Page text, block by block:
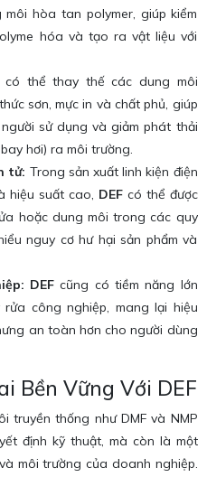
hòa tan polymer, giúp kiểm
hóa và tạo ra vật liệu với
thể thay thế các dung môi
sơn, mực in và chất phủ, giúp
sử dụng và giảm phát thải
hơi) ra môi trường.
tử: Trong sản xuất linh kiện điện
hiệu suất cao, DEFcó thể được
hoặc dung môi trong các quy
nguy cơ hư hại sản phẩm và
DEF cũng có tiềm năng lớn
công nghiệp, mang lại hiệu
an toàn hơn cho người dùng
Bền Vững Với DEF
truyền thống như DMF và NMP
định kỹ thuật, mà còn là một
môi trường của doanh nghiệp.